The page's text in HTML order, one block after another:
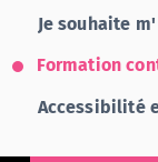
Je souhaite
Formation
Accessibilité